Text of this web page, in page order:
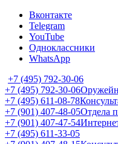
Вконтакте
Telegram
YouTube
Одноклассники
WhatsApp
+7 (495) 792-30-06
+7 (495) 792-30-06
+7 (495) 611-08-78
+7 (901) 407-48-05Отдела
+7 (901) 407-47-54
+7 (495) 611-33-05